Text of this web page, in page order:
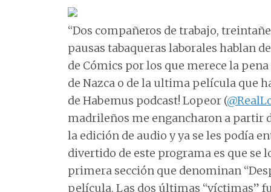
“Dos compañeros de trabajo,
pausas tabaqueras laborales hablan
de Cómics por los que merece la
de Nazca o de la ultima película que
de Habemus podcast! Lopeor (
madrileños me engancharon a partir
la edición de audio y ya se les podía
divertido de este programa es que se
primera sección que denominan
película. Las dos últimas “víctimas”